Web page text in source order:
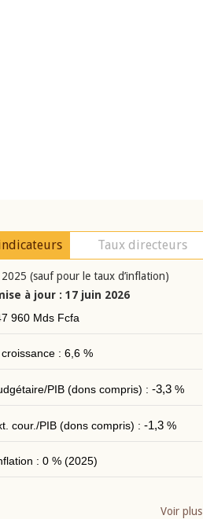
Taux directeurs
(sauf pour le taux d’inflation)
à jour : 17 juin 2026
960 Mds Fcfa
: 6,6 %
PIB (dons compris) : -3,3%
cour./PIB (dons compris) : -1,3%
: 0 % (2025)
Voir plus